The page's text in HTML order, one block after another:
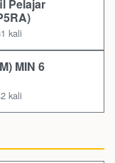
Pelajar
kali
MIN 6
kali